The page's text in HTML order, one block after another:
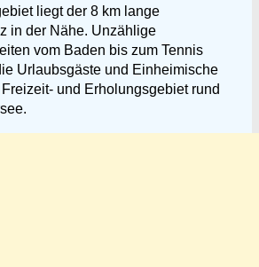
liegt der 8 km lange
in der Nähe. Unzählige
vom Baden bis zum Tennis
Urlaubsgäste und Einheimische
und Erholungsgebiet rund